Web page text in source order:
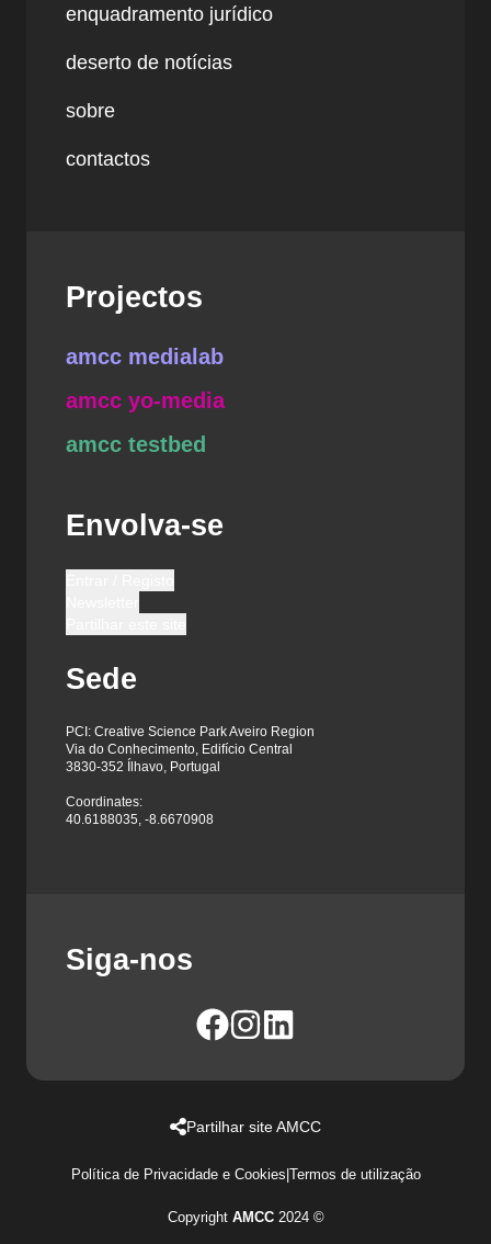
enquadramento jurídico
deserto de notícias
sobre
contactos
Projectos
amcc medialab
amcc yo-media
amcc testbed
Envolva-se
Sede
PCI: Creative Science Park Aveiro Region
Via do Conhecimento, Edifício Central
3830-352 Ílhavo, Portugal
Coordinates:
40.6188035, -8.6670908
Siga-nos
Partilhar site AMCC
Política de Privacidade e Cookies|Termos de utilização
Copyright AMCC2024 ©